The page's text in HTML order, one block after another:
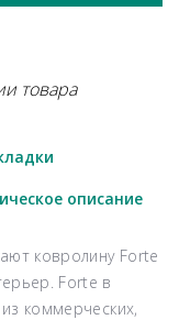
товара
описание
ковролину Forte
Forte в
коммерческих,